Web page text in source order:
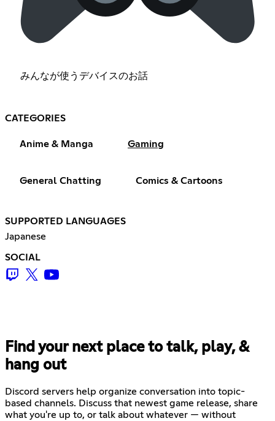
みんなが使うデバイスのお話
CATEGORIES
Anime & Manga Gaming
General Chatting Comics & Cartoons
SUPPORTED LANGUAGES
Japanese
SOCIAL
Find your next place to talk, play, &
hang out
Discord servers help organize conversation into topic-
based channels. Discuss that newest game release, share
what you're up to, or talk about whatever — without